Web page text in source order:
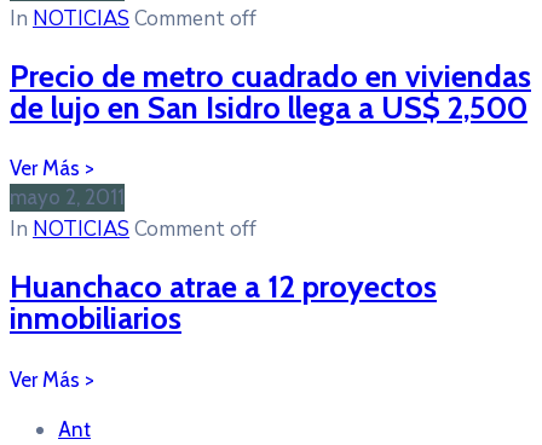
In NOTICIAS Comment off
Precio de metro cuadrado en viviendas
de lujo en San Isidro llega a US$ 2,500
mayo 2, 2011
In NOTICIAS Comment off
Huanchaco atrae a 12 proyectos
inmobiliarios
Ant